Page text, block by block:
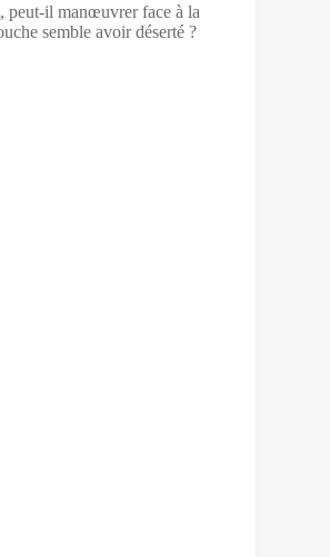
peut-il manœuvrer face à la
semble avoir déserté ?